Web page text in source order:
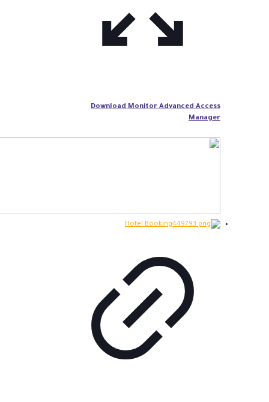
Download Monitor Advanced Access
Manager